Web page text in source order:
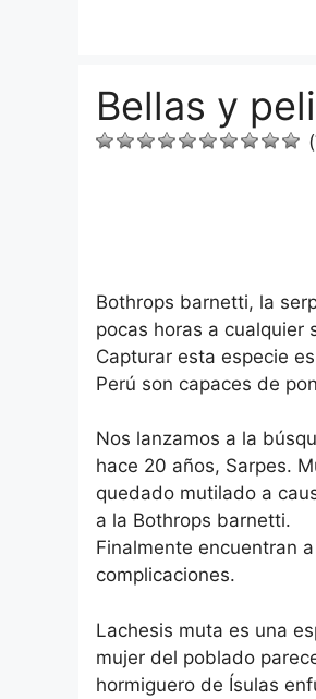
Bellas y
Bothrops barnetti, la
pocas horas a cualquier
Capturar esta especie
Perú son capaces de
Nos lanzamos a la
hace 20 años, Sarpes.
quedado mutilado a
a la Bothrops barnetti.
Finalmente encuentran
complicaciones.
Lachesis muta es una
mujer del poblado
hormiguero de Ísulas